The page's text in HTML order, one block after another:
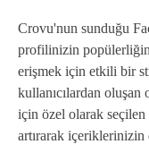
Crovu'nun sunduğu
profilinizin
erişmek için etkili bir
kullanıcılardan
için özel olarak
artırarak içeriklerinizin